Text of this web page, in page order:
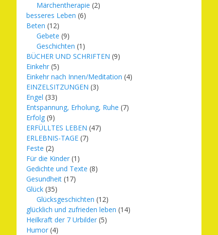
Märchentherapie (2)
besseres Leben (6)
Beten (12)
Gebete (9)
Geschichten (1)
BÜCHER UND SCHRIFTEN (9)
Einkehr (5)
Einkehr nach Innen/Meditation (4)
EINZELSITZUNGEN (3)
Engel (33)
Entspannung, Erholung, Ruhe (7)
Erfolg (9)
ERFÜLLTES LEBEN (47)
ERLEBNIS-TAGE (7)
Feste (2)
Für die Kinder (1)
Gedichte und Texte (8)
Gesundheit (17)
Glück (35)
Glücksgeschichten (12)
glücklich und zufrieden leben (14)
Heilkraft der 7 Urbilder (5)
Humor (4)